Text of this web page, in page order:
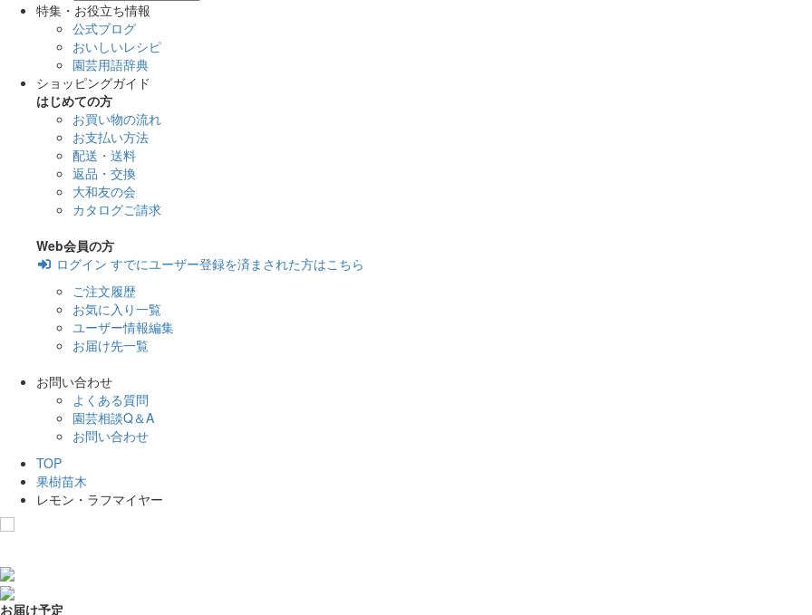
特集・お役立ち情報
公式ブログ
おいしいレシピ
園芸用語辞典
ショッピングガイド
はじめての方
お買い物の流れ
お支払い方法
配送・送料
返品・交換
大和友の会
カタログご請求
Web会員の方
ログイン すでにユーザー登録を済まされた方はこちら
ご注文履歴
お気に入り一覧
ユーザー情報編集
お届け先一覧
お問い合わせ
よくある質問
園芸相談Q＆A
お問い合わせ
TOP
果樹苗木
レモン・ラフマイヤー
お届け予定